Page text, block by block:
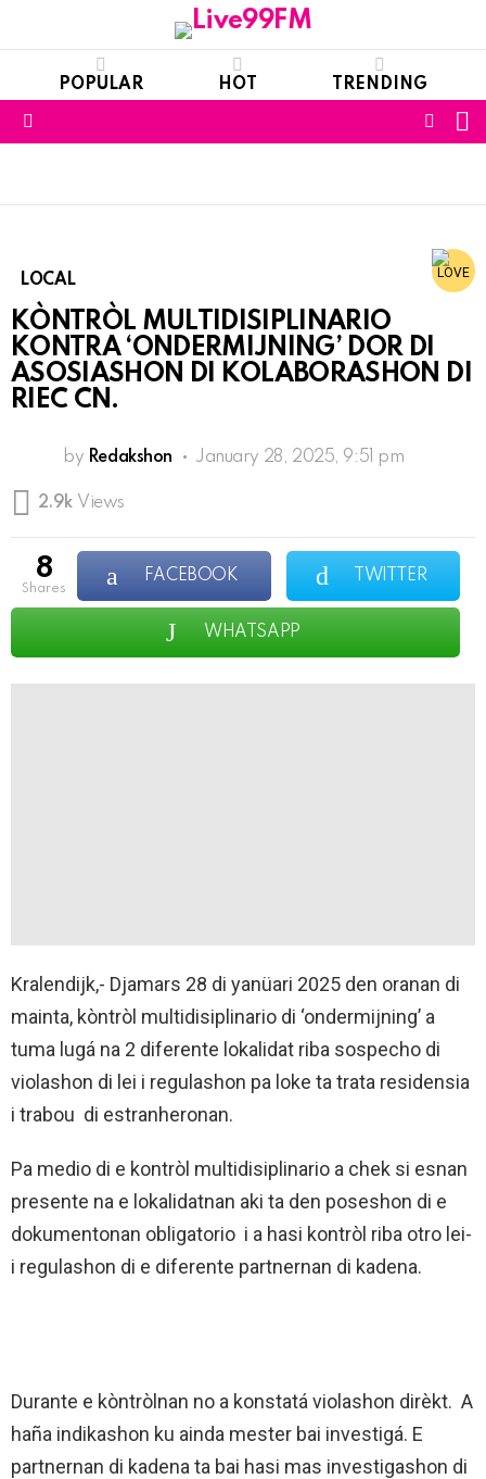
POPULAR HOT TRENDING
LOCAL
KÒNTRÒL MULTIDISIPLINARIO
KONTRA ‘ONDERMIJNING’ DOR DI
ASOSIASHON DI KOLABORASHON DI
RIEC CN.
by Redakshon January 28, 2025, 9:51 pm
2.9k Views
8
shares
FACEBOOK TWITTER
WHATSAPP
Kralendijk,- Djamars 28 di yanüari 2025 den oranan di
mainta, kòntròl multidisiplinario di ‘ondermijning’ a
tuma lugá na 2 diferente lokalidat riba sospecho di
violashon di lei i regulashon pa loke ta trata residensia
i trabou di estranheronan.
Pa medio di e kontròl multidisiplinario a chek si esnan
presente na e lokalidatnan aki ta den poseshon di e
dokumentonan obligatorio i a hasi kontròl riba otro lei-
i regulashon di e diferente partnernan di kadena.
Durante e kòntròlnan no a konstatá violashon dirèkt. A
haña indikashon ku ainda mester bai investigá. E
partnernan di kadena ta bai hasi mas investigashon di